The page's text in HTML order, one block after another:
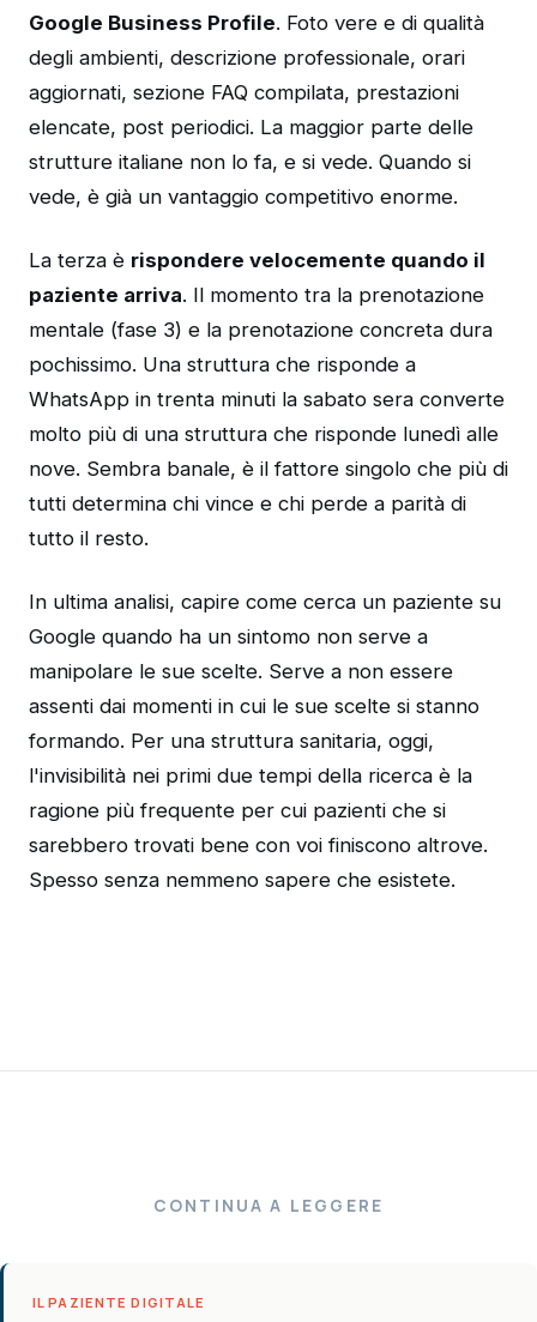
Google Business Profile. Foto vere e di qualità
degli ambienti, descrizione professionale, orari
aggiornati, sezione FAQ compilata, prestazioni
elencate, post periodici. La maggior parte delle
strutture italiane non lo fa, e si vede. Quando si
vede, è già un vantaggio competitivo enorme.
La terza è rispondere velocemente quando il
paziente arriva. Il momento tra la prenotazione
mentale (fase 3) e la prenotazione concreta dura
pochissimo. Una struttura che risponde a
WhatsApp in trenta minuti la sabato sera converte
molto più di una struttura che risponde lunedì alle
nove. Sembra banale, è il fattore singolo che più di
tutti determina chi vince e chi perde a parità di
tutto il resto.
In ultima analisi, capire come cerca un paziente su
Google quando ha un sintomo non serve a
manipolare le sue scelte. Serve a non essere
assenti dai momenti in cui le sue scelte si stanno
formando. Per una struttura sanitaria, oggi,
l'invisibilità nei primi due tempi della ricerca è la
ragione più frequente per cui pazienti che si
sarebbero trovati bene con voi finiscono altrove.
Spesso senza nemmeno sapere che esistete.
CONTINUA A LEGGERE
IL PAZIENTE DIGITALE